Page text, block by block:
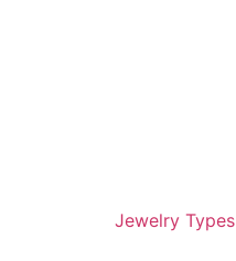
Jewelry Types